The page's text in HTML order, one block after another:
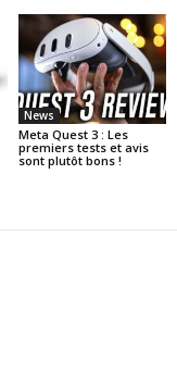
News
Meta Quest 3 : Les
premiers tests et avis
sont plutôt bons !